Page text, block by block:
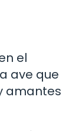
el
ave que
amantes